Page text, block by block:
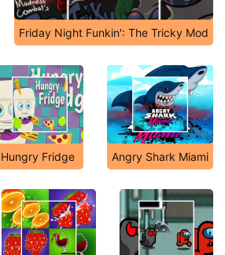
Friday Night Funkin': The Tricky Mod
Hungry Fridge Angry Shark Miami